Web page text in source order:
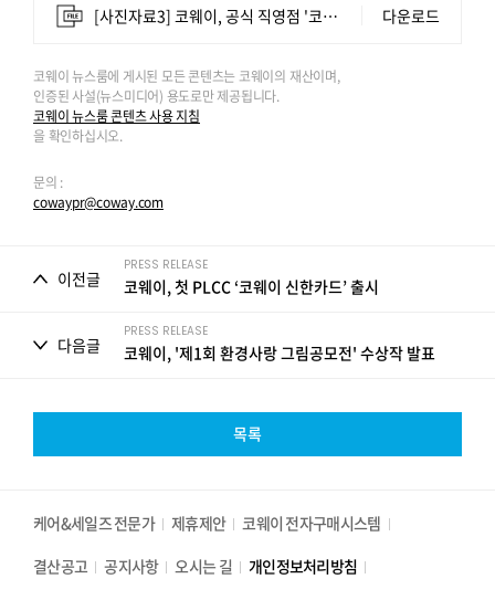
[사진자료3] 코웨이, 공식 직영점 '코웨이 갤러리' 롯데백화점 구리점 입점.jpg 다운로드
코웨이 뉴스룸에 게시된 모든 콘텐츠는 코웨이의 재산이며,
인증된 사설(뉴스미디어) 용도로만 제공됩니다.
코웨이 뉴스룸 콘텐츠 사용 지침
을 확인하십시오.
문의 :
cowaypr@coway.com
이전글
PRESS RELEASE
코웨이, 첫 PLCC ‘코웨이 신한카드’ 출시
다음글
PRESS RELEASE
코웨이, '제1회 환경사랑 그림공모전' 수상작 발표
목록
케어&세일즈 전문가 제휴제안
코웨이 전자구매시스템
결산공고
공지사항 오시는 길
개인정보처리방침